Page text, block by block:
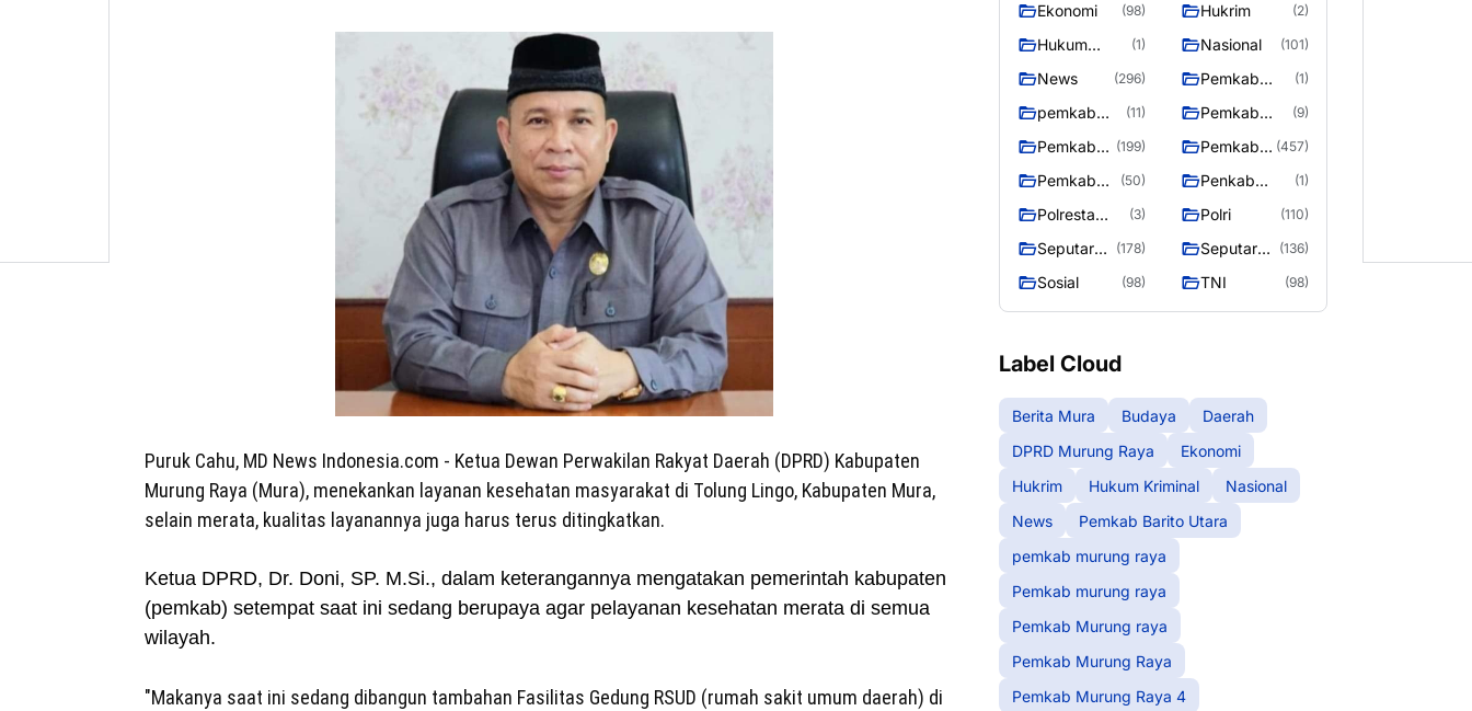
Puruk Cahu, MD News Indonesia.com - Ketua Dewan Perwakilan Rakyat Daerah (DPRD) Kabupaten
Murung Raya (Mura), menekankan layanan kesehatan masyarakat di Tolung Lingo, Kabupaten Mura,
selain merata, kualitas layanannya juga harus terus ditingkatkan.
Ketua DPRD, Dr. Doni, SP. M.Si., dalam keterangannya mengatakan pemerintah kabupaten
(pemkab) setempat saat ini sedang berupaya agar pelayanan kesehatan merata di semua
wilayah.
"Makanya saat ini sedang dibangun tambahan Fasilitas Gedung RSUD (rumah sakit umum daerah) di
Raya
Ekonomi (98) Hukrim (2)
Hukum
(1) Nasional (101)
News (296)
Pemkab
(1)
pemkab
raya
(11)
Pemkab
murung raya
(9)
Pemkab
raya
(199)
Pemkab
Raya
(457)
Pemkab
Raya 4
(50)
Penkab
Murung raya
(1)
Polresta
Raya
(3) Polri (110)
Seputar
Murung
Raya
(178)
Seputar
Seasen 2
(136)
Sosial (98) TNI (98)
Label Cloud
Berita Mura Budaya
Daerah
DPRD Murung Raya
Ekonomi
Hukrim
Hukum Kriminal
Nasional
News
Pemkab Barito Utara
pemkab murung raya
Pemkab murung raya
Pemkab Murung raya
Pemkab Murung Raya
Pemkab Murung Raya 4